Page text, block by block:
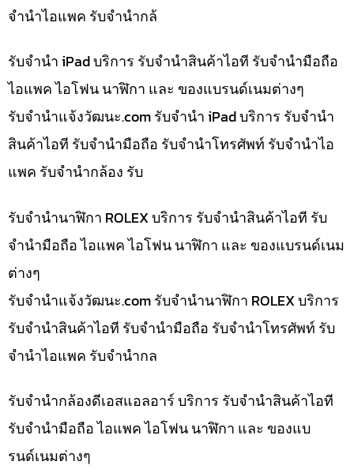
จำนำไอแพค รับจำนำกล้
รับจำนำ iPad บริการ รับจำนำสินค้าไอที รับจำนำมือถือ
ไอแพค ไอโฟน นาฬิกา และ ของแบรนด์เนมต่างๆ
รับจํานําแจ้งวัฒนะ.com รับจำนำ iPad บริการ รับจำนำ
สินค้าไอที รับจำนำมือถือ รับจำนำโทรศัพท์ รับจำนำไอ
แพค รับจำนำกล้อง รับ
รับจำนำนาฬิกา ROLEX บริการ รับจำนำสินค้าไอที รับ
จำนำมือถือ ไอแพค ไอโฟน นาฬิกา และ ของแบรนด์เนม
ต่างๆ
รับจํานําแจ้งวัฒนะ.com รับจำนำนาฬิกา ROLEX บริการ
รับจำนำสินค้าไอที รับจำนำมือถือ รับจำนำโทรศัพท์ รับ
จำนำไอแพค รับจำนำกล
รับจำนำกล้องดีเอสแอลอาร์ บริการ รับจำนำสินค้าไอที
รับจำนำมือถือ ไอแพค ไอโฟน นาฬิกา และ ของแบ
รนด์เนมต่างๆ